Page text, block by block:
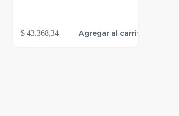
$43.368,34 Agregar al carrito